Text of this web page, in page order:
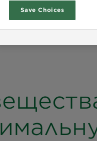
Save Choices